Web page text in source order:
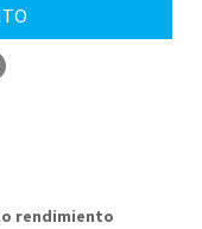
rendimiento